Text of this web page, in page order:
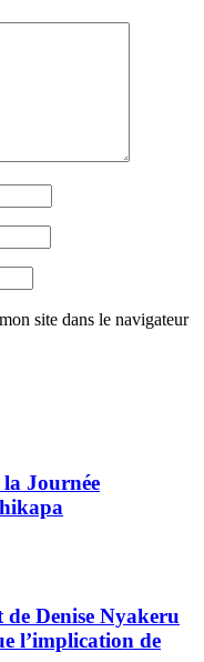
site dans le navigateur
Journée
de Denise Nyakeru
l’implication de